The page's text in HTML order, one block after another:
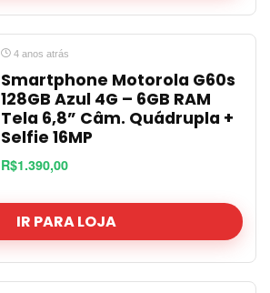
4 anos atrás
Smartphone Motorola G60s
128GB Azul 4G – 6GB RAM
Tela 6,8” Câm. Quádrupla +
Selfie 16MP
R$1.390,00
IR PARA LOJA